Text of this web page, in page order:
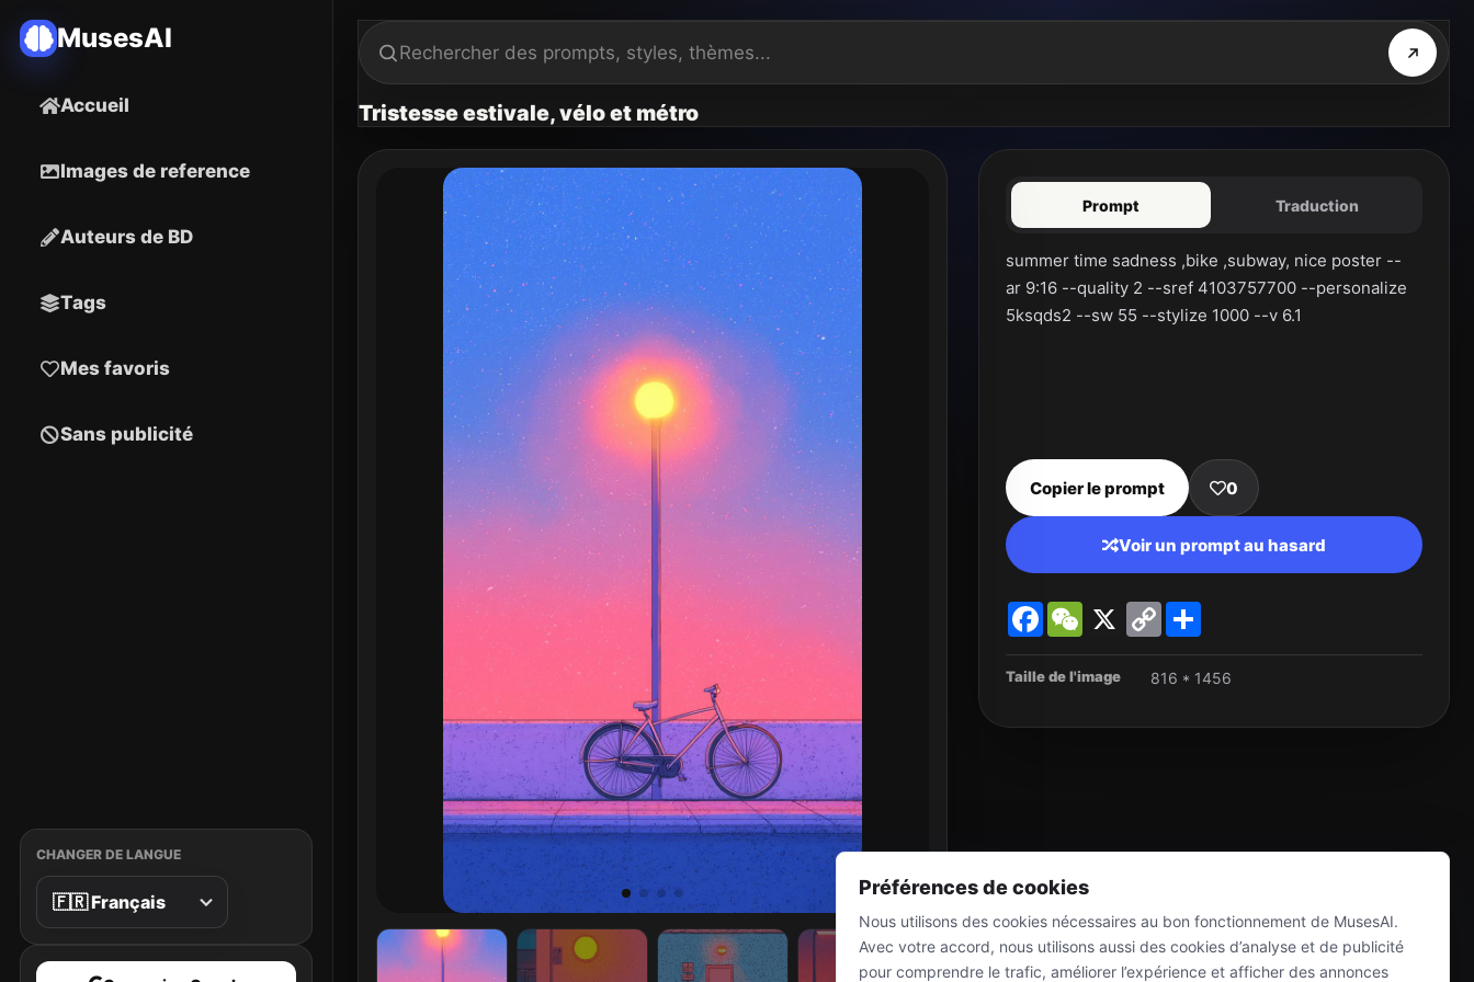
MusesAI
Accueil
Images de reference
Auteurs de BD
Tags
Mes favoris
Sans publicité
CHANGER DE LANGUE
Tristesse estivale, vélo et métro
Prompt Traduction
summer time sadness ,bike ,subway, nice poster --
ar 9:16 --quality 2 --sref 4103757700 --personalize
5ksqds2 --sw 55 --stylize 1000 --v 6.1
Copier le prompt 0
Voir un prompt au hasard
FacebookWeChat
X
Copy
Link
Taille de l'image 816 * 1456
Préférences de cookies
Nous utilisons des cookies nécessaires au bon fonctionnement de MusesAI.
Avec votre accord, nous utilisons aussi des cookies d’analyse et de publicité
pour comprendre le trafic, améliorer l’expérience et afficher des annonces